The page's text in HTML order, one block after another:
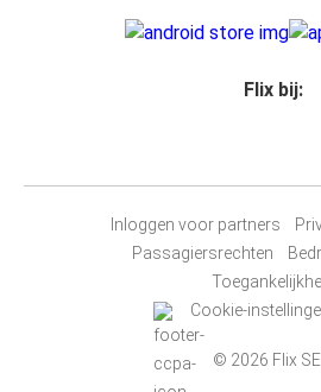
Flix bij:
Inloggen voor partners
Passagiersrechten
Cookie-
© 2026 Flix SE